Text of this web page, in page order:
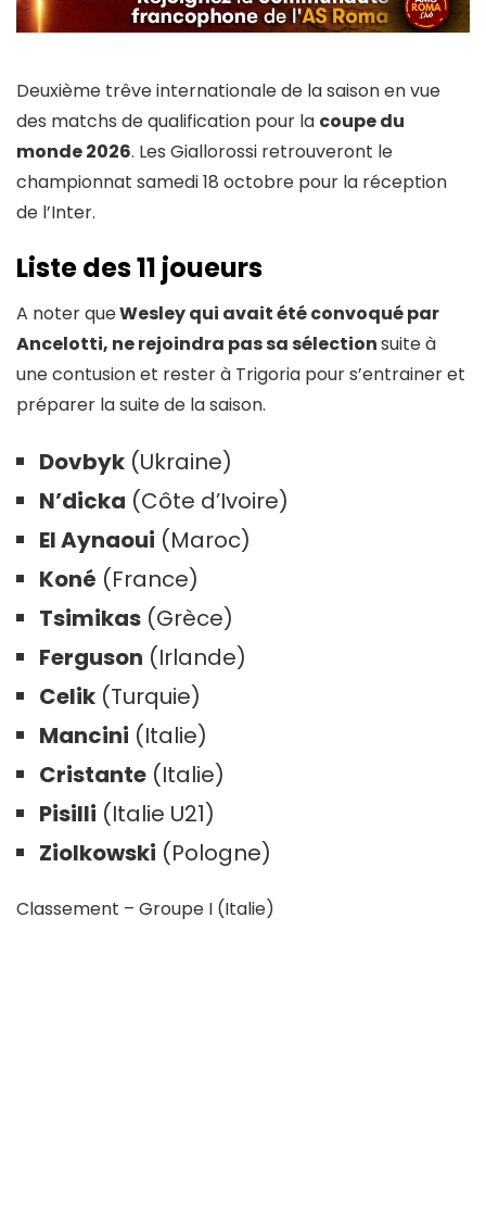
Deuxième trêve internationale de la saison en vue
des matchs de qualification pour la coupe du
monde 2026. Les Giallorossi retrouveront le
championnat samedi 18 octobre pour la réception
de l’Inter.
Liste des 11 joueurs
A noter queWesley qui avait été convoqué par
Ancelotti, ne rejoindra pas sa sélectionsuite à
une contusion et rester à Trigoria pour s’entrainer et
préparer la suite de la saison.
Dovbyk(Ukraine)
N’dicka (Côte d’Ivoire)
El Aynaoui (Maroc)
Koné (France)
Tsimikas(Grèce)
Ferguson (Irlande)
Celik(Turquie)
Mancini (Italie)
Cristante(Italie)
Pisilli (Italie U21)
Ziolkowski (Pologne)
Classement – Groupe I (Italie)